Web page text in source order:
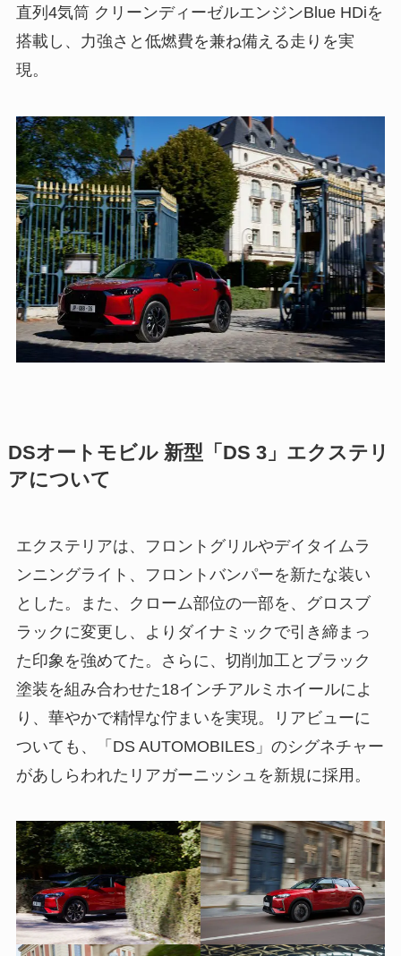
直列4気筒 クリーンディーゼルエンジンBlue HDiを
搭載し、力強さと低燃費を兼ね備える走りを実
現。
DSオートモビル 新型「DS 3」エクステリ
アについて
エクステリアは、フロントグリルやデイタイムラ
ンニングライト、フロントバンパーを新たな装い
とした。また、クローム部位の一部を、グロスブ
ラックに変更し、よりダイナミックで引き締まっ
た印象を強めてた。さらに、切削加工とブラック
塗装を組み合わせた18インチアルミホイールによ
り、華やかで精悍な佇まいを実現。リアビューに
ついても、「DS AUTOMOBILES」のシグネチャー
があしらわれたリアガーニッシュを新規に採用。